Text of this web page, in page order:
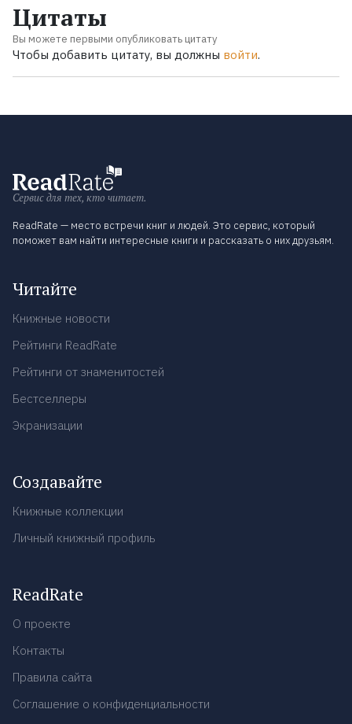
Цитаты
Вы можете первыми опубликовать цитату
Чтобы добавить цитату, вы должны войти.
Сервис для тех, кто читает.
ReadRate — место встречи книг и людей. Это сервис, который
поможет вам найти интересные книги и рассказать о них друзьям.
Читайте
Книжные новости
Рейтинги ReadRate
Рейтинги от знаменитостей
Бестселлеры
Экранизации
Создавайте
Книжные коллекции
Личный книжный профиль
ReadRate
О проекте
Контакты
Правила сайта
Соглашение о конфиденциальности